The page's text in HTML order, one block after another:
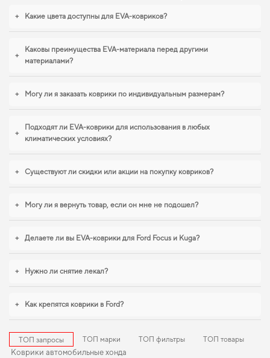
+ Какие цвета доступны для EVA-ковриков?
+
Каковы преимущества EVA-материала перед другими
материалами?
+ Могу ли я заказать коврики по индивидуальным размерам?
+
Подходят ли EVA-коврики для использования в любых
климатических условиях?
+ Существуют ли скидки или акции на покупку ковриков?
+ Могу ли я вернуть товар, если он мне не подошел?
+ Делаете ли вы EVA-коврики для Ford Focus и Kuga?
+ Нужно ли снятие лекал?
+ Как крепятся коврики в Ford?
ТОП запросы ТОП марки ТОП фильтры ТОП товары
Коврики автомобильные хонда